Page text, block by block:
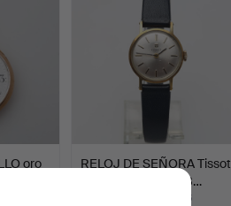
oro
RELOJ DE SEÑORA Tissot
manual de oro de 18…
Subastado 12 jun 2026